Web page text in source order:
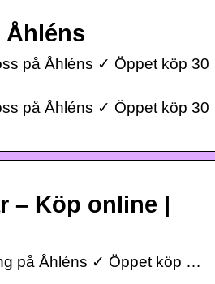
Åhléns
på Åhléns ✓ Öppet köp 30
på Åhléns ✓ Öppet köp 30
– Köp online |
på Åhléns ✓ Öppet köp …